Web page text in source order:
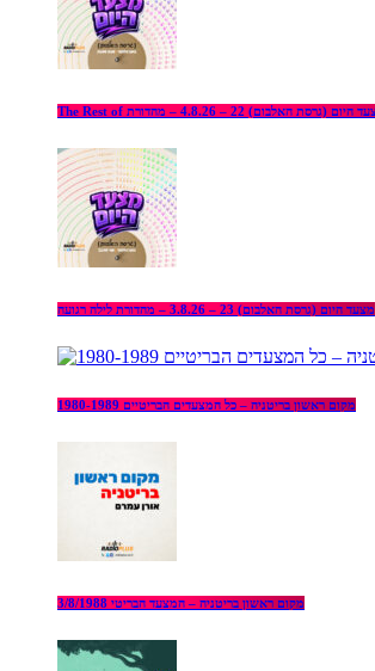
מצעד היום (גרסת האלבום) 23 – 3.8.26 – מהדורת לילה רגועה
מקום ראשון בריטניה – כל המצעדים הבריטיים 1980-1989
מקום ראשון בריטניה – המצעד הבריטי 3/8/1988